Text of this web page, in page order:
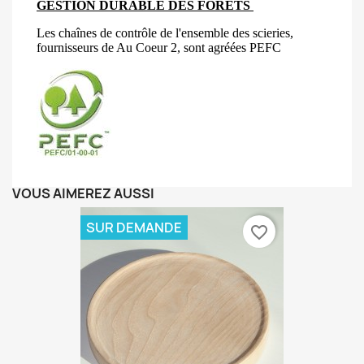
GESTION DURABLE DES FORÊTS
Les chaînes de contrôle de l'ensemble des scieries,
fournisseurs de Au Coeur 2, sont agréées PEFC
VOUS AIMEREZ AUSSI
SUR DEMANDE
favorite_border